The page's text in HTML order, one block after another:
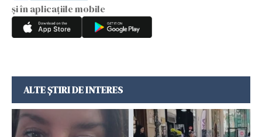
și în aplicațiile mobile
ALTE ȘTIRI DE INTERES